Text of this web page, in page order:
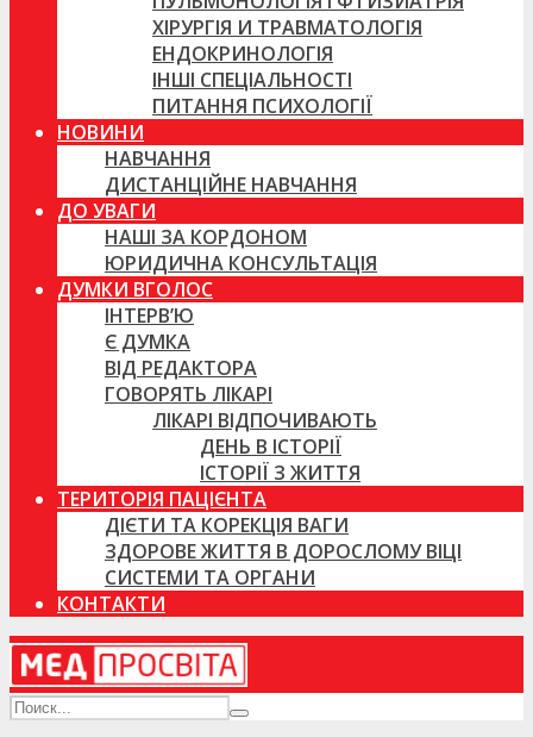
ХІРУРГІЯ И ТРАВМАТОЛОГІЯ
ЕНДОКРИНОЛОГІЯ
ІНШІ СПЕЦІАЛЬНОСТІ
ПИТАННЯ ПСИХОЛОГІЇ
НОВИНИ
НАВЧАННЯ
ДИСТАНЦІЙНЕ НАВЧАННЯ
ДО УВАГИ
НАШІ ЗА КОРДОНОМ
ЮРИДИЧНА КОНСУЛЬТАЦІЯ
ДУМКИ ВГОЛОС
ІНТЕРВ’Ю
Є ДУМКА
ВІД РЕДАКТОРА
ГОВОРЯТЬ ЛІКАРІ
ЛІКАРІ ВІДПОЧИВАЮТЬ
ДЕНЬ В ІСТОРІЇ
ІСТОРІЇ З ЖИТТЯ
ТЕРИТОРІЯ ПАЦІЄНТА
ДІЄТИ ТА КОРЕКЦІЯ ВАГИ
ЗДОРОВЕ ЖИТТЯ В ДОРОСЛОМУ ВІЦІ
СИСТЕМИ ТА ОРГАНИ
КОНТАКТИ